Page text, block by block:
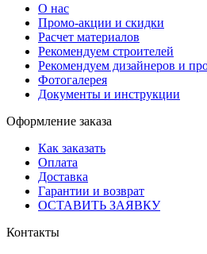
О нас
Промо-акции и скидки
Расчет материалов
Рекомендуем строителей
Рекомендуем дизайнеров и
Фотогалерея
Документы и инструкции
Оформление заказа
Как заказать
Оплата
Доставка
Гарантии и возврат
ОСТАВИТЬ ЗАЯВКУ
Контакты